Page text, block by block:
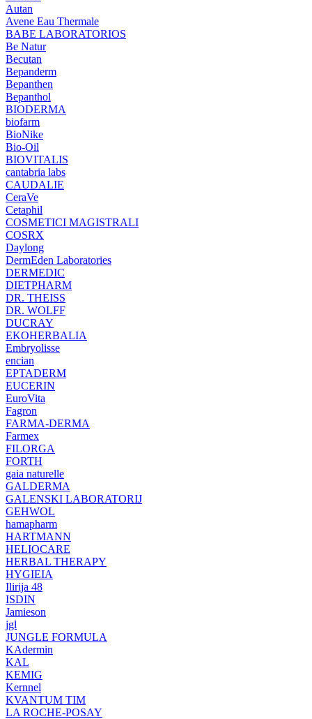
Autan
Avene Eau Thermale
BABE LABORATORIOS
Be Natur
Becutan
Bepanderm
Bepanthen
Bepanthol
BIODERMA
biofarm
BioNike
Bio-Oil
BIOVITALIS
cantabria labs
CAUDALIE
CeraVe
Cetaphil
COSMETICI MAGISTRALI
COSRX
Daylong
DermEden Laboratories
DERMEDIC
DIETPHARM
DR. THEISS
DR. WOLFF
DUCRAY
EKOHERBALIA
Embryolisse
encian
EPTADERM
EUCERIN
EuroVita
Fagron
FARMA-DERMA
Farmex
FILORGA
FORTH
gaia naturelle
GALDERMA
GALENSKI LABORATORIJ
GEHWOL
hamapharm
HARTMANN
HELIOCARE
HERBAL THERAPY
HYGIEIA
Ilirija 48
ISDIN
Jamieson
jgl
JUNGLE FORMULA
KAdermin
KAL
KEMIG
Kernnel
KVANTUM TIM
LA ROCHE-POSAY